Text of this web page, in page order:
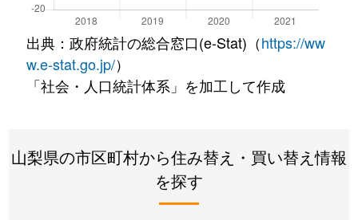
出典：政府統計の総合窓口(e-Stat)（https://ww
w.e-stat.go.jp/）
「社会・人口統計体系」を加工して作成
山梨県の市区町村から住み替え・買い替え情報
を探す